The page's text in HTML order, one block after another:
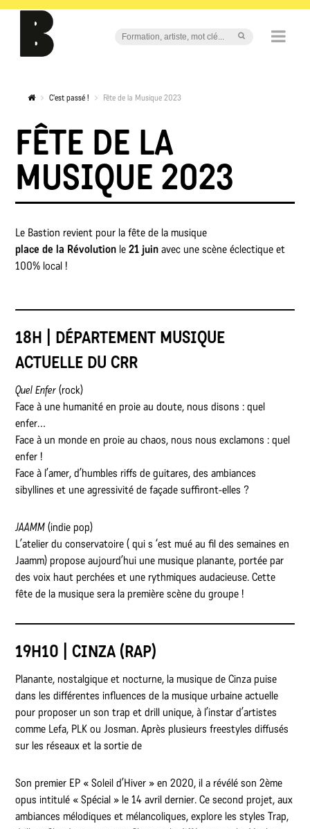
C'est passé ! Fête de la Musique 2023
FÊTE DE LA
MUSIQUE 2023
Le Bastion revient pour la fête de la musique
place de la Révolution le21 juin avec une scène éclectique et
100% local !
18H | DÉPARTEMENT MUSIQUE
ACTUELLE DU CRR
Quel Enfer (rock)
Face à une humanité en proie au doute, nous disons : quel
enfer…
Face à un monde en proie au chaos, nous nous exclamons : quel
enfer !
Face à l’amer, d’humbles riffs de guitares, des ambiances
sibyllines et une agressivité de façade suffiront-elles ?
JAAMM (indie pop)
L’atelier du conservatoire ( qui s ‘est mué au fil des semaines en
Jaamm) propose aujourd’hui une musique planante, portée par
des voix haut perchées et une rythmiques audacieuse. Cette
fête de la musique sera la première scène du groupe !
19H10 | CINZA (RAP)
Planante, nostalgique et nocturne, la musique de Cinza puise
dans les différentes influences de la musique urbaine actuelle
pour proposer un son trap et drill unique, à l’instar d’artistes
comme Lefa, PLK ou Josman. Après plusieurs freestyles diffusés
sur les réseaux et la sortie de
Son premier EP « Soleil d’Hiver » en 2020, il a révélé son 2ème
opus intitulé « Spécial » le 14 avril dernier. Ce second projet, aux
ambiances mélodiques et mélancoliques, explore les styles Trap,